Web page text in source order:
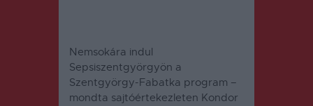
Nemsokára indul
Sepsiszentgyörgyön a
Szentgyörgy-Fabatka program –
mondta sajtóértekezleten Kondor